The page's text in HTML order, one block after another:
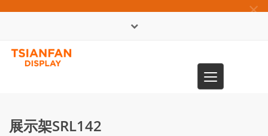
×
Toggle
navigation
展示架SRL142